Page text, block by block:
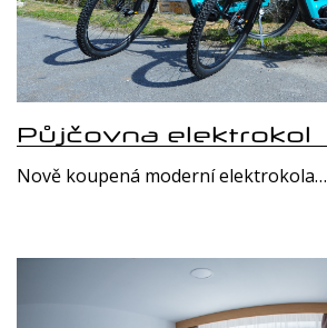
Půjčovna elektrokol
Nově koupená moderní elektrokola…